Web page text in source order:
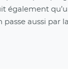
également
aussi par